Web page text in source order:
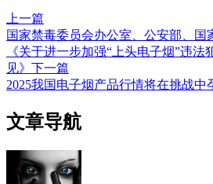
上一篇
国家禁毒委员会办公室、公安部、国
《关于进一步加强“上头电子烟”违
见》 下一篇
2025我国电子烟产品行情将在挑战中
文章导航